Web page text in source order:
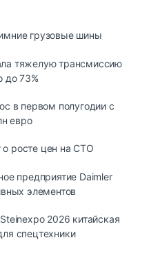
грузовые шины
тяжелую трансмиссию
до 73%
в первом полугодии с
евро
росте цен на СТО
предприятие Daimler
элементов
2026 китайская
спецтехники